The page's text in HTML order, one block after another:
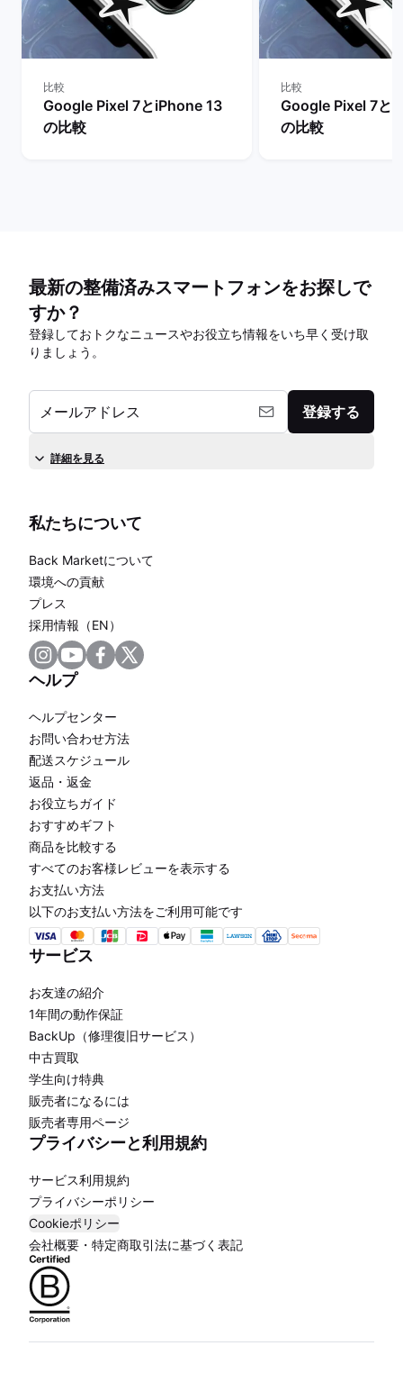
比較
Google Pixel 7とiPhone 13
の比較
比較
Google Pixel 7と
の比較
最新の整備済みスマートフォンをお探しで
すか？
登録しておトクなニュースやお役立ち情報をいち早く受け取
りましょう。
メールアドレス 登録する
詳細を見る
私たちについて
Back Marketについて
環境への貢献
プレス
採用情報（EN）
ヘルプ
ヘルプセンター
お問い合わせ方法
配送スケジュール
返品・返金
お役立ちガイド
おすすめギフト
商品を比較する
すべてのお客様レビューを表示する
お支払い方法
以下のお支払い方法をご利用可能です
サービス
お友達の紹介
1年間の動作保証
BackUp（修理復旧サービス）
中古買取
学生向け特典
販売者になるには
販売者専用ページ
プライバシーと利用規約
サービス利用規約
プライバシーポリシー
Cookieポリシー
会社概要・特定商取引法に基づく表記